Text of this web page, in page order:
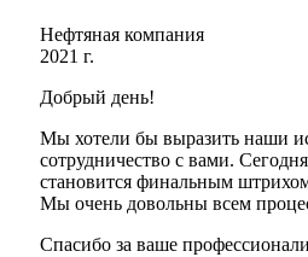
Нефтяная компания
2021 г.
Добрый день!
Мы хотели бы выразить наши
сотрудничество с вами.
становится финальным
Мы очень довольны всем
Спасибо за ваше